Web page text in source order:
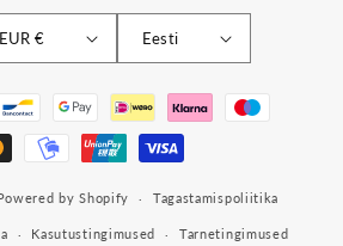
Eesti | EUR € Eesti
by Shopify Tagastamispoliitika
Kasutustingimused Tarnetingimused